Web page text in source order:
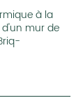
à la
mur de